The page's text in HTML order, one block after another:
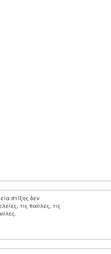
στίξης δεν
τις παύλες, τις